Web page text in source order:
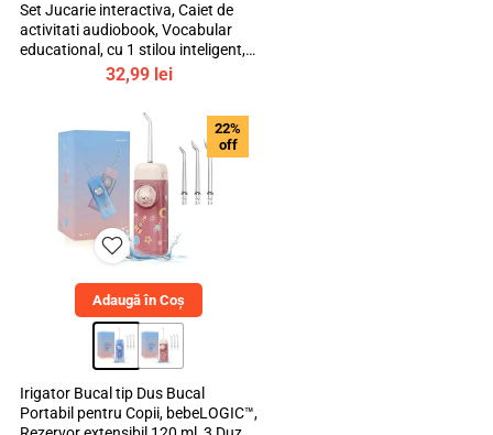
Set Jucarie interactiva, Caiet de
activitati audiobook, Vocabular
educational, cu 1 stilou inteligent, 3
ani+, bebeLOGIC™
32,99 lei
22%
off
Adaugă în Coș
Irigator Bucal tip Dus Bucal
Portabil pentru Copii, bebeLOGIC™,